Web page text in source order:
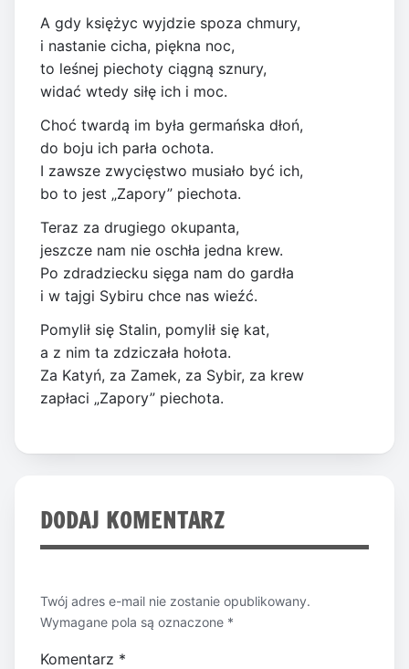
A gdy księżyc wyjdzie spoza chmury,
i nastanie cicha, piękna noc,
to leśnej piechoty ciągną sznury,
widać wtedy siłę ich i moc.
Choć twardą im była germańska dłoń,
do boju ich parła ochota.
I zawsze zwycięstwo musiało być ich,
bo to jest „Zapory” piechota.
Teraz za drugiego okupanta,
jeszcze nam nie oschła jedna krew.
Po zdradziecku sięga nam do gardła
i w tajgi Sybiru chce nas wieźć.
Pomylił się Stalin, pomylił się kat,
a z nim ta zdziczała hołota.
Za Katyń, za Zamek, za Sybir, za krew
zapłaci „Zapory” piechota.
DODAJ KOMENTARZ
Twój adres e-mail nie zostanie opublikowany.
Wymagane pola są oznaczone *
Komentarz *